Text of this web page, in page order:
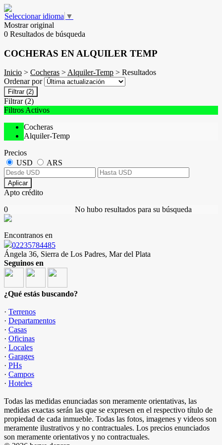
Seleccionar idioma ▼
Mostrar original
0 Resultados de búsqueda
COCHERAS EN ALQUILER TEMP
Inicio > Cocheras >Alquiler-Temp > Resultados
Ordenar por
Filtrar (2)
Filtrar (2)
Filtros Activos
Cocheras
Alquiler-Temp
Precios
USD
ARS
Aplicar
Apto crédito
No hubo resultados para su búsqueda
0
Encontranos en
02235784485
Ángela 36, Sierra de Los Padres, Mar del Plata
Seguinos en
¿Qué estás buscando?
· Terrenos
· Departamentos
· Casas
· Oficinas
· Locales
· Garages
· PHs
· Campos
· Hoteles
Todas las medidas enunciadas son meramente orientativas, las
medidas exactas serán las que se expresen en el respectivo título de
propiedad de cada inmueble. Todas las fotos, imagenes y videos son
meramente ilustrativos y no contractuales. Los precios enunciados
son meramente orientativos y no contractuales.